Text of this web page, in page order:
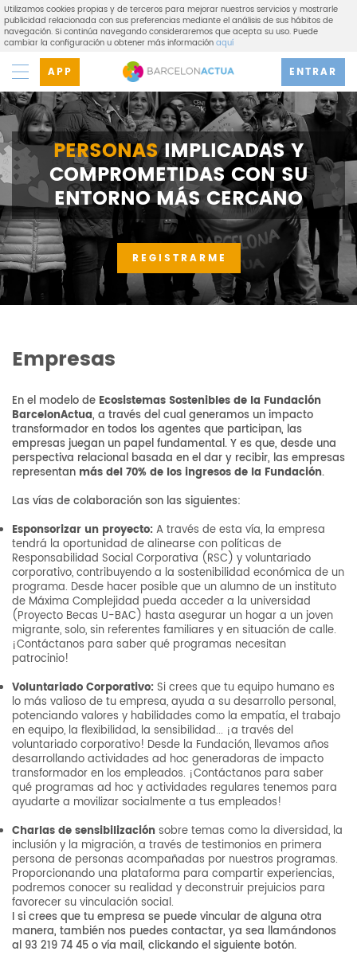
Utilizamos cookies propias y de terceros para mejorar nuestros servicios y mostrarle
publicidad relacionada con sus preferencias mediante el análisis de sus hábitos de
navegación. Si continúa navegando consideraremos que acepta su uso. Puede
cambiar la configuración u obtener más informaciónaquí
APP ENTRAR
PERSONASIMPLICADAS Y
COMPROMETIDAS CON SU
ENTORNO MÁS CERCANO
REGISTRARME
Empresas
En el modelo de Ecosistemas Sostenibles de la Fundación
BarcelonActua, a través del cual generamos un impacto
transformador en todos los agentes que participan, las
empresas juegan un papel fundamental. Y es que, desde una
perspectiva relacional basada en el dar y recibir, las empresas
representan más del 70% de los ingresos de la Fundación.
Las vías de colaboración son las siguientes:
Esponsorizar un proyecto:A través de esta vía, la empresa
tendrá la oportunidad de alinearse con políticas de
Responsabilidad Social Corporativa (RSC) y voluntariado
corporativo, contribuyendo a la sostenibilidad económica de un
programa. Desde hacer posible que un alumno de un instituto
de Máxima Complejidad pueda acceder a la universidad
(Proyecto Becas U-BAC) hasta asegurar un hogar a un joven
migrante, solo, sin referentes familiares y en situación de calle.
¡Contáctanos para saber qué programas necesitan
patrocinio!
Voluntariado Corporativo:Si crees que tu equipo humano es
lo más valioso de tu empresa, ayuda a su desarrollo personal,
potenciando valores y habilidades como la empatía, el trabajo
en equipo, la flexibilidad, la sensibilidad... ¡a través del
voluntariado corporativo! Desde la Fundación, llevamos años
desarrollando actividades ad hoc generadoras de impacto
transformador en los empleados. ¡Contáctanos para saber
qué programas ad hoc y actividades regulares tenemos para
ayudarte a movilizar socialmente a tus empleados!
Charlas de sensibilizaciónsobre temas como la diversidad, la
inclusión y la migración, a través de testimonios en primera
persona de personas acompañadas por nuestros programas.
Proporcionando una plataforma para compartir experiencias,
podremos conocer su realidad y deconstruir prejuicios para
favorecer su vinculación social.
I si crees que tu empresa se puede vincular de alguna otra
manera, también nos puedes contactar, ya sea llamándonos
al 93 219 74 45 o vía mail, clickando el siguiente botón.